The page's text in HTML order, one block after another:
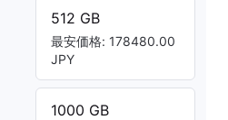
512 GB
最安価格: 178480.00
JPY
1000 GB